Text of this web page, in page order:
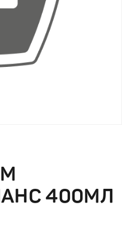
400МЛ